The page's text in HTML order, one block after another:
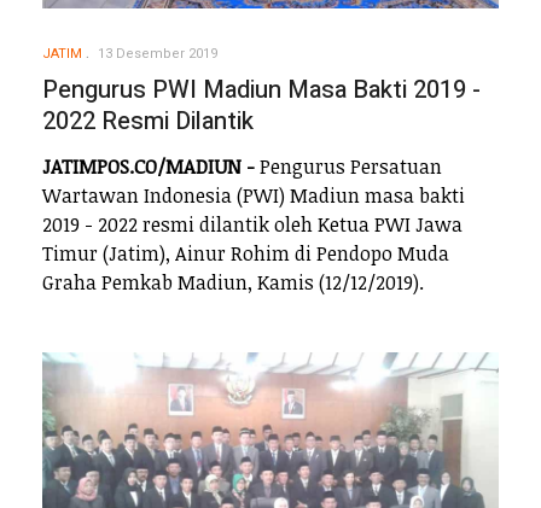
JATIM 13 Desember 2019
Pengurus PWI Madiun Masa Bakti 2019 -
2022 Resmi Dilantik
JATIMPOS.CO/MADIUN -Pengurus Persatuan
Wartawan Indonesia (PWI) Madiun masa bakti
2019 - 2022 resmi dilantik oleh Ketua PWI Jawa
Timur (Jatim), Ainur Rohim di Pendopo Muda
Graha Pemkab Madiun, Kamis (12/12/2019).